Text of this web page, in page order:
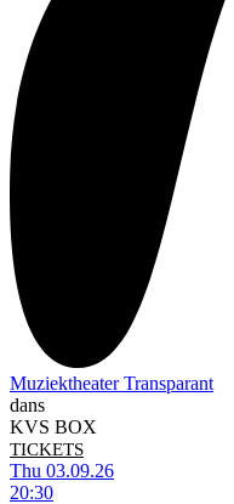
Muziektheater Transparant
dans
KVS BOX
TICKETS
Thu 03.09.26
20:30